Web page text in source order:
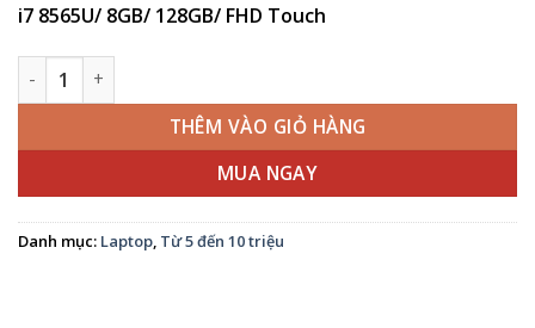
i7 8565U/ 8GB/ 128GB/ FHD Touch
Dell Latitude 3400 số lượng
THÊM VÀO GIỎ HÀNG
MUA NGAY
Danh mục: Laptop Từ 5 đến 10 triệu